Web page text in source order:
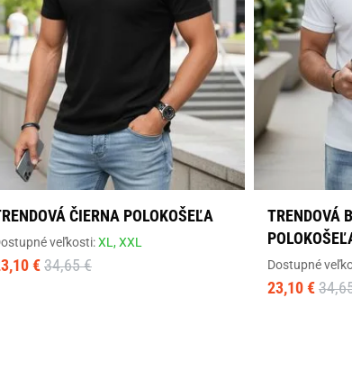
ČIERNA POLOKOŠEĽA
veľkosti:XL,XXL
€34,65 €
TRENDOVÁ
Dostupné
23,10 €